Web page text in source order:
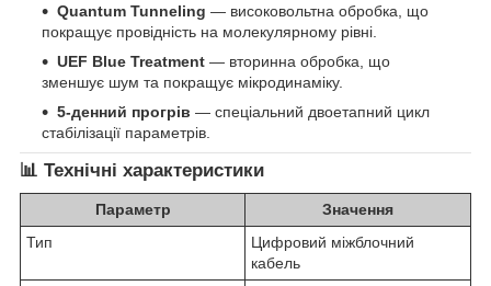
Quantum Tunneling — високовольтна обробка, що
покращує провідність на молекулярному рівні.
UEF Blue Treatment — вторинна обробка, що
зменшує шум та покращує мікродинаміку.
5-денний прогрів — спеціальний двоетапний цикл
стабілізації параметрів.
📊 Технічні характеристики
Параметр
Значення
Тип
Цифровий міжблочний
кабель